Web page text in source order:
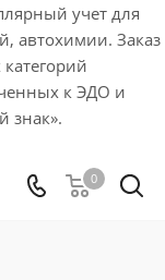
учет для
автохимии. Заказ
к ЭДО и
знак».
0